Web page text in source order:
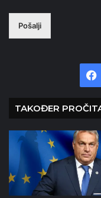
Pošalji
TAKOĐER